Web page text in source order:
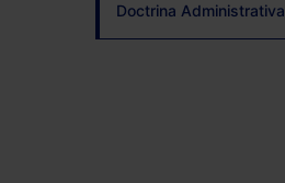
Doctrina Administrativa